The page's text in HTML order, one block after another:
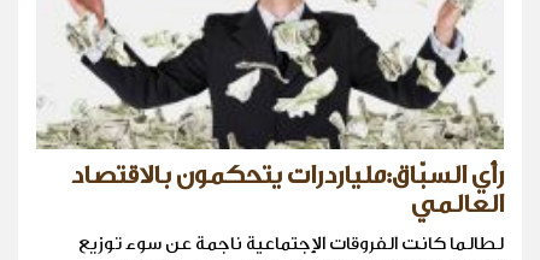
رأي السبّاق:ملياردرات يتحكمون بالاقتصاد
العالمي
لطالما كانت الفروقات الإجتماعية ناجمة عن سوء توزيع